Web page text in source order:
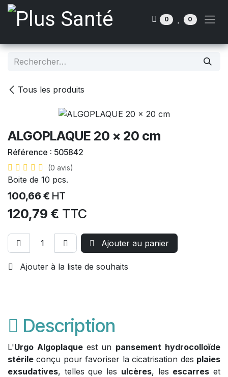
Se rendre au contenu
0 0
Tous les produits
ALGOPLAQUE 20 x 20 cm
Référence : 505842
(0 avis)
Boite de 10 pcs.
100,66 € HT
120,79 € TTC
Ajouter au panier
Ajouter à la liste de souhaits
Description
L'Urgo Algoplaque est un pansement hydrocolloïde
stérile conçu pour favoriser la cicatrisation des plaies
exsudatives, telles que les ulcères, les escarres et